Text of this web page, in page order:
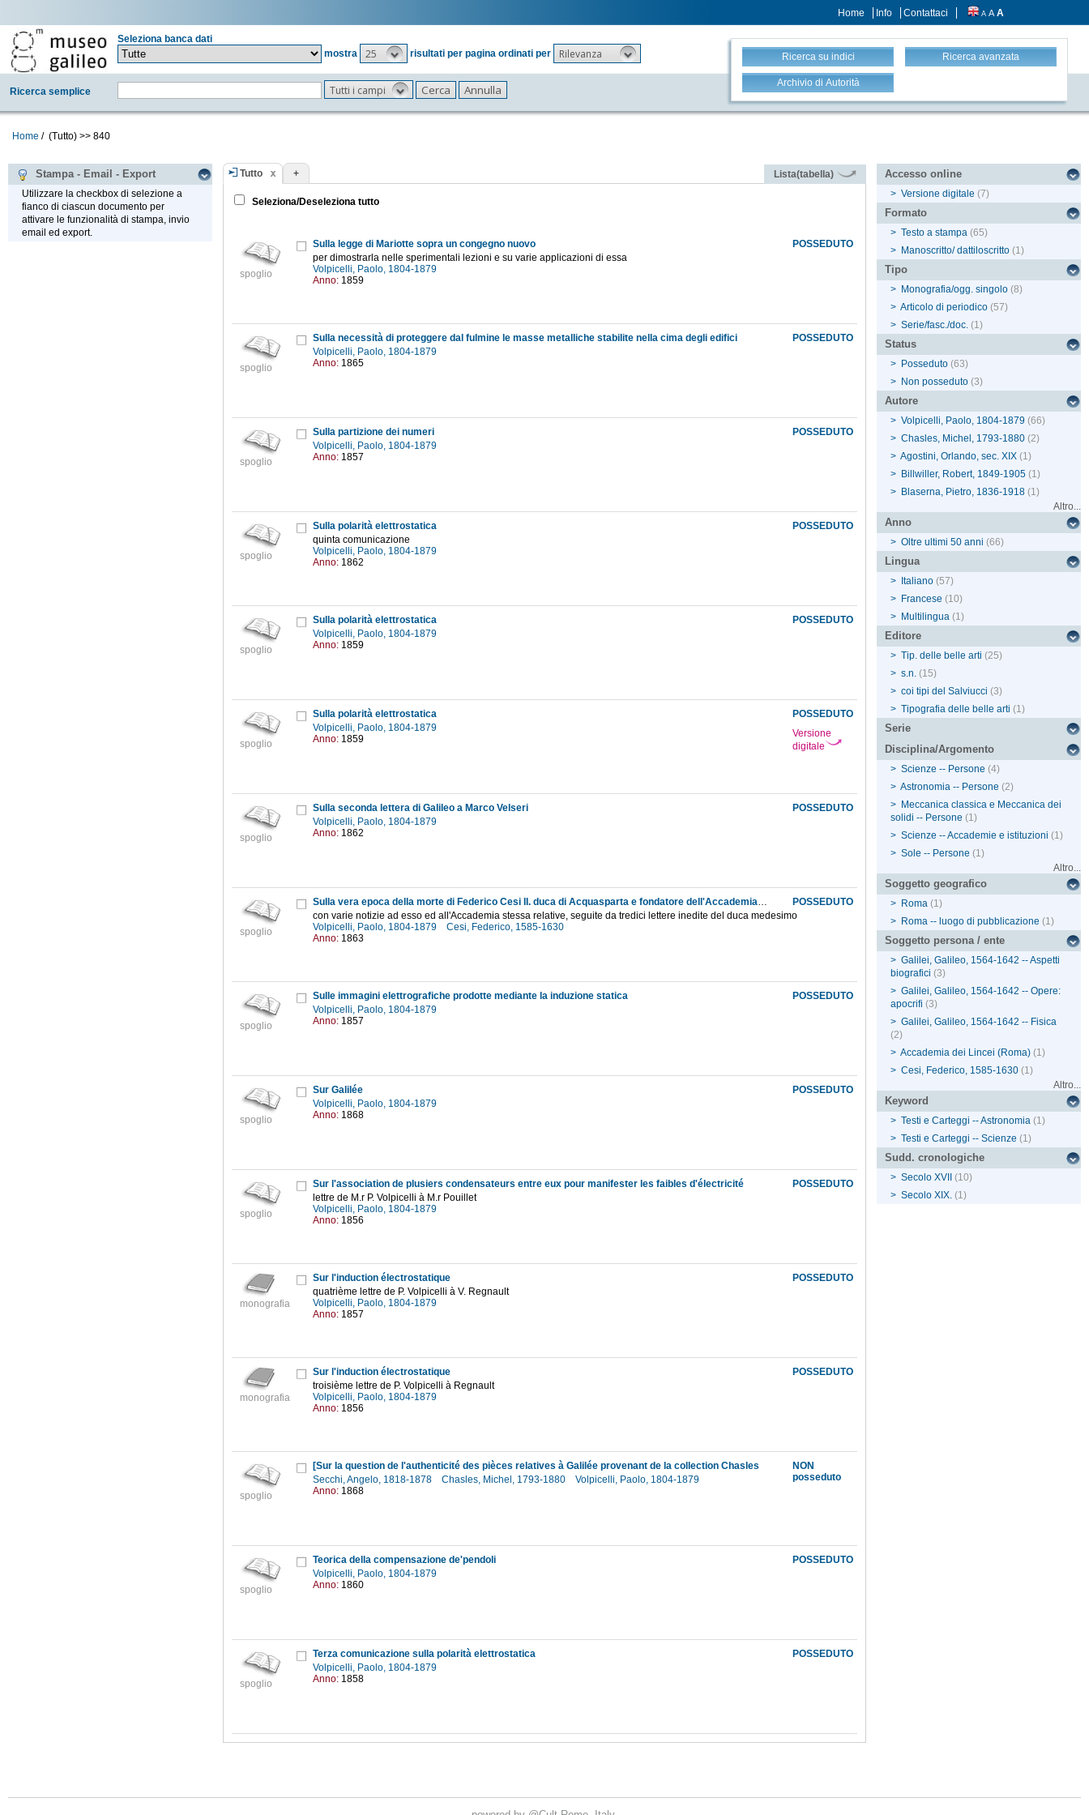
Home Info Contattaci A A A
Seleziona banca dati
mostra
25 risultati per pagina ordinati per Rilevanza
Ricerca semplice Tutti i campi
Ricerca su indici Ricerca avanzata
Archivio di Autorità
Home / (Tutto) >> 840
Stampa - Email - Export
Utilizzare la checkbox di selezione a
fianco di ciascun documento per
attivare le funzionalità di stampa, invio
email ed export.
Tutto + Lista(tabella)
Seleziona/Deseleziona tutto
spoglio
POSSEDUTO
Sulla legge di Mariotte sopra un congegno nuovo
per dimostrarla nelle sperimentali lezioni e su varie applicazioni di essa
Volpicelli, Paolo, 1804-1879
Anno: 1859
spoglio
POSSEDUTO
Sulla necessità di proteggere dal fulmine le masse metalliche stabilite nella cima degli edifici
Volpicelli, Paolo, 1804-1879
Anno: 1865
spoglio
POSSEDUTO
Sulla partizione dei numeri
Volpicelli, Paolo, 1804-1879
Anno: 1857
spoglio
POSSEDUTO
Sulla polarità elettrostatica
quinta comunicazione
Volpicelli, Paolo, 1804-1879
Anno: 1862
spoglio
POSSEDUTO
Sulla polarità elettrostatica
Volpicelli, Paolo, 1804-1879
Anno: 1859
spoglio
POSSEDUTO
Versione
digitale
Sulla polarità elettrostatica
Volpicelli, Paolo, 1804-1879
Anno: 1859
spoglio
POSSEDUTO
Sulla seconda lettera di Galileo a Marco Velseri
Volpicelli, Paolo, 1804-1879
Anno: 1862
spoglio
POSSEDUTO
Sulla vera epoca della morte di Federico Cesi II. duca di Acquasparta e fondatore dell'Accademia dei Lincei
con varie notizie ad esso ed all'Accademia stessa relative, seguite da tredici lettere inedite del duca medesimo
Volpicelli, Paolo, 1804-1879
Cesi, Federico, 1585-1630
Anno: 1863
spoglio
POSSEDUTO
Sulle immagini elettrografiche prodotte mediante la induzione statica
Volpicelli, Paolo, 1804-1879
Anno: 1857
spoglio
POSSEDUTO
Sur Galilée
Volpicelli, Paolo, 1804-1879
Anno: 1868
spoglio
POSSEDUTO
Sur l'association de plusiers condensateurs entre eux pour manifester les faibles d'électricité
lettre de M.r P. Volpicelli à M.r Pouillet
Volpicelli, Paolo, 1804-1879
Anno: 1856
monografia
POSSEDUTO
Sur l'induction électrostatique
quatrième lettre de P. Volpicelli à V. Regnault
Volpicelli, Paolo, 1804-1879
Anno: 1857
monografia
POSSEDUTO
Sur l'induction électrostatique
troisième lettre de P. Volpicelli à Regnault
Volpicelli, Paolo, 1804-1879
Anno: 1856
spoglio
NON
posseduto
[Sur la question de l'authenticité des pièces relatives à Galilée provenant de la collection Chasles
Secchi, Angelo, 1818-1878
Chasles, Michel, 1793-1880
Volpicelli, Paolo, 1804-1879
Anno: 1868
spoglio
POSSEDUTO
Teorica della compensazione de'pendoli
Volpicelli, Paolo, 1804-1879
Anno: 1860
spoglio
POSSEDUTO
Terza comunicazione sulla polarità elettrostatica
Volpicelli, Paolo, 1804-1879
Anno: 1858
Accesso online
> Versione digitale (7)
Formato
> Testo a stampa (65)
> Manoscritto/ dattiloscritto (1)
Tipo
> Monografia/ogg. singolo (8)
> Articolo di periodico (57)
> Serie/fasc./doc. (1)
Status
> Posseduto (63)
> Non posseduto (3)
Autore
> Volpicelli, Paolo, 1804-1879 (66)
> Chasles, Michel, 1793-1880 (2)
> Agostini, Orlando, sec. XIX (1)
> Billwiller, Robert, 1849-1905 (1)
> Blaserna, Pietro, 1836-1918 (1)
Altro...
Anno
> Oltre ultimi 50 anni (66)
Lingua
> Italiano (57)
> Francese (10)
> Multilingua (1)
Editore
> Tip. delle belle arti (25)
> s.n. (15)
> coi tipi del Salviucci (3)
> Tipografia delle belle arti (1)
Serie
Disciplina/Argomento
> Scienze -- Persone (4)
> Astronomia -- Persone (2)
> Meccanica classica e Meccanica dei
solidi -- Persone (1)
> Scienze -- Accademie e istituzioni (1)
> Sole -- Persone (1)
Altro...
Soggetto geografico
> Roma (1)
> Roma -- luogo di pubblicazione (1)
Soggetto persona / ente
> Galilei, Galileo, 1564-1642 -- Aspetti
biografici (3)
> Galilei, Galileo, 1564-1642 -- Opere:
apocrifi (3)
> Galilei, Galileo, 1564-1642 -- Fisica
(2)
> Accademia dei Lincei (Roma) (1)
> Cesi, Federico, 1585-1630 (1)
Altro...
Keyword
> Testi e Carteggi -- Astronomia (1)
> Testi e Carteggi -- Scienze (1)
Sudd. cronologiche
> Secolo XVII
(10)
> Secolo XIX. (1)